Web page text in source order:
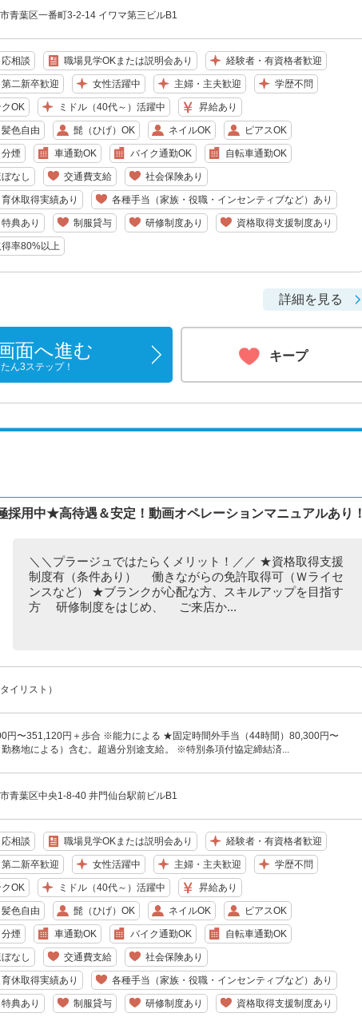
青葉区一番町3-2-14 イワマ第三ビルB1
相談 職場見学OKまたは説明会あり 経験者・有資格者歓迎
二新卒歓迎 女性活躍中 主婦・主夫歓迎 学歴不問
OK ミドル（40代～）活躍中 昇給あり
色自由 髭（ひげ）OK ネイルOK ピアスOK
煙 車通勤OK バイク通勤OK 自転車通勤OK
なし 交通費支給 社会保険あり
休取得実績あり 各種手当（家族・役職・インセンティブなど）あり
典あり 制服貸与 研修制度あり 資格取得支援制度あり
率80%以上
詳細を見る
面へ進む
ん3ステップ！
キープ
採用中★高待遇＆安定！動画オペレーションマニュアルあり！
＼＼プラージュではたらくメリット！／／ ★資格取得支援
制度有（条件あり） 働きながらの免許取得可（Ｗライセ
ンスなど） ★ブランクが心配な方、スキルアップを目指す
方 研修制度をはじめ、 ご来店か...
イリスト）
円〜351,120円＋歩合 ※能力による ★固定時間外手当（44時間）80,300円〜
務地による）含む。超過分別途支給。 ※特別条項付協定締結済...
青葉区中央1-8-40 井門仙台駅前ビルB1
相談 職場見学OKまたは説明会あり 経験者・有資格者歓迎
二新卒歓迎 女性活躍中 主婦・主夫歓迎 学歴不問
OK ミドル（40代～）活躍中 昇給あり
色自由 髭（ひげ）OK ネイルOK ピアスOK
煙 車通勤OK バイク通勤OK 自転車通勤OK
なし 交通費支給 社会保険あり
休取得実績あり 各種手当（家族・役職・インセンティブなど）あり
典あり 制服貸与 研修制度あり 資格取得支援制度あり